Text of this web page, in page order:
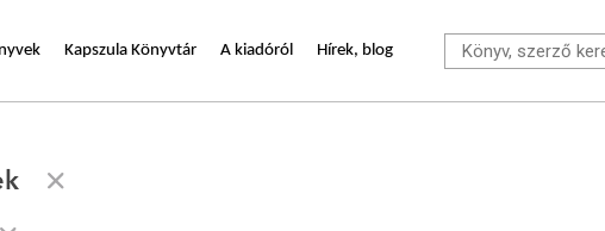
Kapszula Könyvtár A kiadóról Hírek, blog